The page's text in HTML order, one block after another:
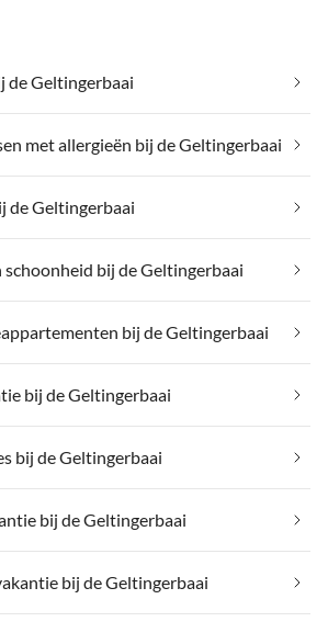
de Geltingerbaai
met allergieën bij de Geltingerbaai
de Geltingerbaai
schoonheid bij de Geltingerbaai
bij de Geltingerbaai
bij de Geltingerbaai
bij de Geltingerbaai
bij de Geltingerbaai
bij de Geltingerbaai